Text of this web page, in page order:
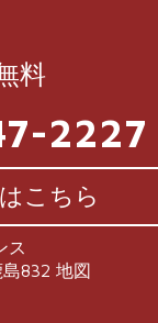
料
2227
こちら
ス
832 地図